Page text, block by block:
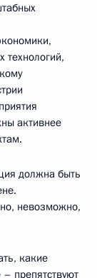
технологий,
активнее
должна быть
невозможно,
какие
препятствуют